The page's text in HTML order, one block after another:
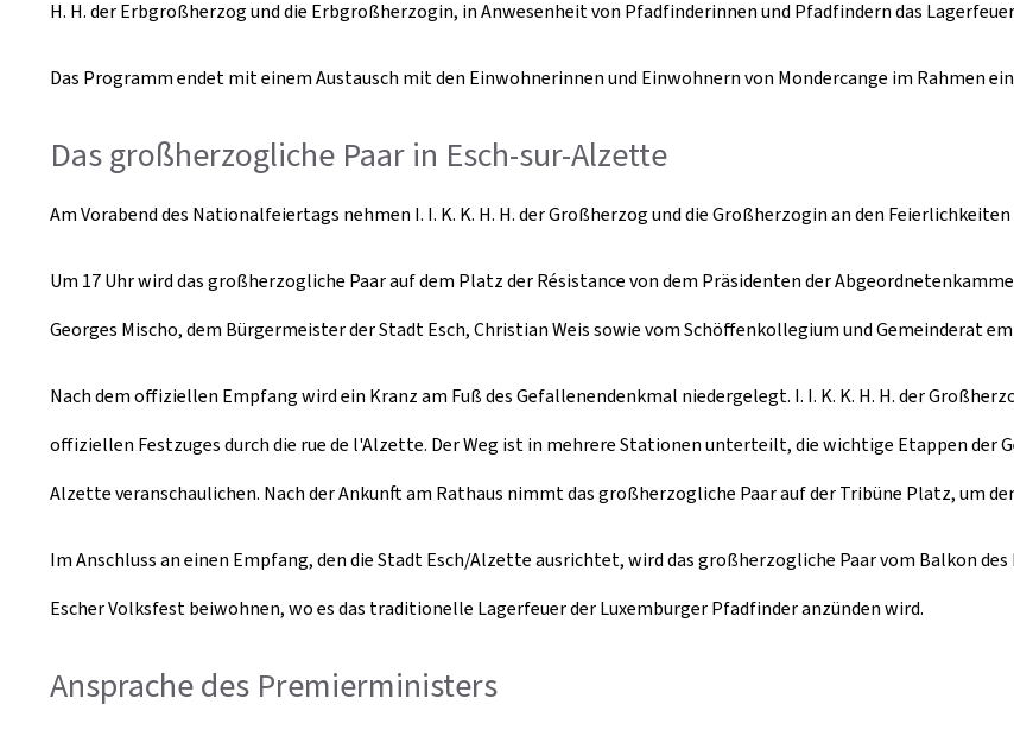
H. H. der Erbgroßherzog und die Erbgroßherzogin, in Anwesenheit von Pfadfinderinnen und Pfadfindern das
Das Programm endet mit einem Austausch mit den Einwohnerinnen und Einwohnern von Mondercange im Rahmen
Das großherzogliche Paar in Esch-sur-Alzette
Am Vorabend des Nationalfeiertags nehmen I. I. K. K. H. H. der Großherzog und die Großherzogin an den
Um 17 Uhr wird das großherzogliche Paar auf dem Platz der Résistance von dem Präsidenten der
Georges Mischo, dem Bürgermeister der Stadt Esch, Christian Weis sowie vom Schöffenkollegium und Gemeinderat
Nach dem offiziellen Empfang wird ein Kranz am Fuß des Gefallenendenkmal niedergelegt. I. I. K. K. H. H. der
offiziellen Festzuges durch die rue de l'Alzette. Der Weg ist in mehrere Stationen unterteilt, die wichtige Etappen der
Alzette veranschaulichen. Nach der Ankunft am Rathaus nimmt das großherzogliche Paar auf der Tribüne Platz, um
Im Anschluss an einen Empfang, den die Stadt Esch/Alzette ausrichtet, wird das großherzogliche Paar vom Balkon
Escher Volksfest beiwohnen, wo es das traditionelle Lagerfeuer der Luxemburger Pfadfinder anzünden wird.
Ansprache des Premierministers